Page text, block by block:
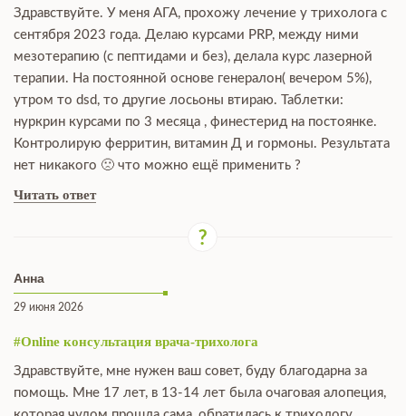
Здравствуйте. У меня АГА, прохожу лечение у трихолога с
сентября 2023 года. Делаю курсами PRP, между ними
мезотерапию (с пептидами и без), делала курс лазерной
терапии. На постоянной основе генералон( вечером 5%),
утром то dsd, то другие лосьоны втираю. Таблетки:
нуркрин курсами по 3 месяца , финестерид на постоянке.
Контролирую ферритин, витамин Д и гормоны. Результата
нет никакого 🙁 что можно ещё применить ?
Читать ответ
Анна
29 июня 2026
#Online консультация врача-трихолога
Здравствуйте, мне нужен ваш совет, буду благодарна за
помощь. Мне 17 лет, в 13-14 лет была очаговая алопеция,